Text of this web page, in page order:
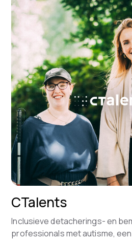
CTalents
Inclusieve detacherings- en
professionals met autisme,